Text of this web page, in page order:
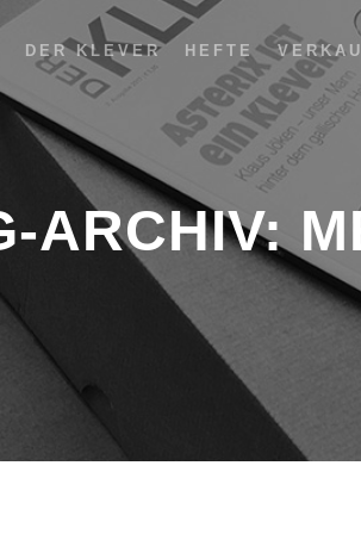
DER KLEVER HEFTE
ARCHIV: